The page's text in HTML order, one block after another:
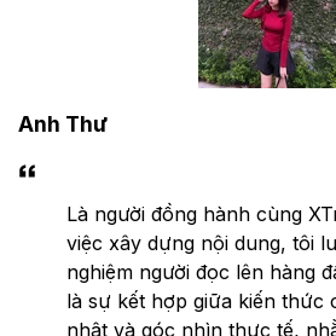
Anh Thư
Là người đồng hành cùng
việc xây dựng nội dung, tôi
nghiệm người đọc lên hàng
là sự kết hợp giữa kiến thức
nhật và góc nhìn thực tế,